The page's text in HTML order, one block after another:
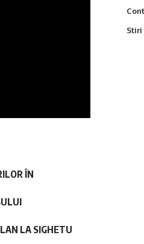
ÎN
LA SIGHETU
Stiri